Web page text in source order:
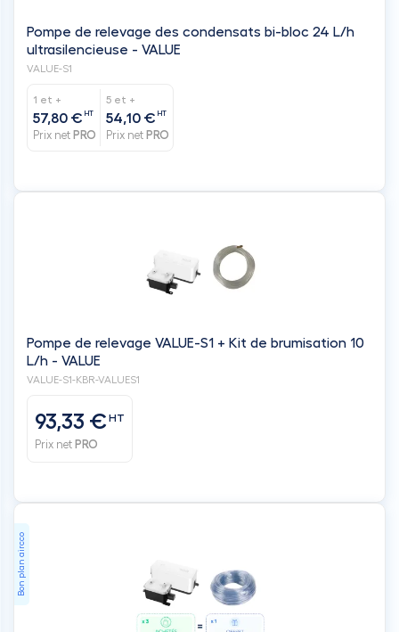
Pompe de relevage des condensats bi-bloc 24 L/h
ultrasilencieuse - VALUE
VALUE-S1
1 et +
57,80 € HT
Prix net PRO
5 et +
54,10 € HT
Prix net PRO
Pompe de relevage VALUE-S1 + Kit de brumisation 10
L/h - VALUE
VALUE-S1-KBR-VALUES1
93,33 €HT
Prix net PRO
Bon plan aircco